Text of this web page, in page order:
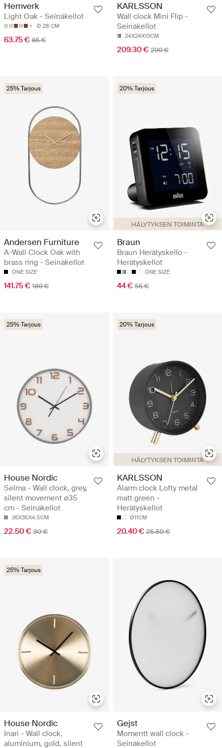
Hemverk
Light Oak - Seinäkellot
Ø 28 CM
63.75 € 85 €
KARLSSON
Wall clock Mini Flip -
Seinäkellot
24X24X10CM
209.30 € 299 €
25% Tarjous
Andersen Furniture
A-Wall Clock Oak with
brass ring - Seinäkellot
ONE SIZE
141.75 € 189 €
HÄLYTYKSEN TOIMINTA
20% Tarjous
Braun
Braun Herätyskello -
Herätyskellot
ONE SIZE
44 € 55 €
25% Tarjous
House Nordic
Selma - Wall clock, grey,
silent movement ø35
cm - Seinäkellot
35X35X4.5CM
22.50 € 30 €
HÄLYTYKSEN TOIMINTA
20% Tarjous
KARLSSON
Alarm clock Lofty metal
matt green -
Herätyskellot
Ø11CM
20.40 € 25.50 €
25% Tarjous
House Nordic
Inari - Wall clock,
aluminium, gold, silent
Gejst
Momentt wall clock -
Seinäkellot